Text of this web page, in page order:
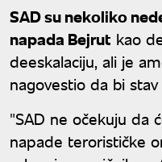
SAD su nekoliko
napada Bejrut kao
deeskalaciju, ali je
nagovestio da bi
"SAD ne očekuju da
napade terorističke